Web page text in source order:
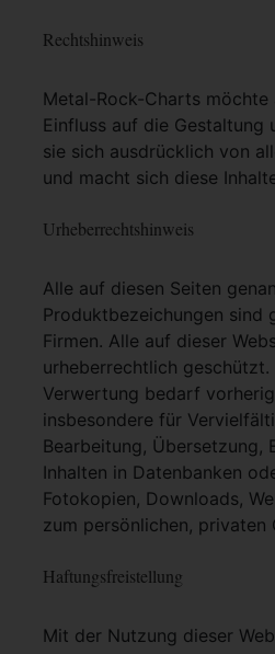
Rechtshinweis
Metal-Rock-Charts möchte
Einfluss auf die
sie sich ausdrücklich von
und macht sich diese
Urheberrechtshinweis
Alle auf diesen Seiten
Produktbezeichungen sind
Firmen. Alle auf dieser
urheberrechtlich
Verwertung bedarf
insbesondere für
Bearbeitung, Übersetzung,
Inhalten in Datenbanken
Fotokopien, Downloads,
zum persönlichen,
Haftungsfreistellung
Mit der Nutzung dieser